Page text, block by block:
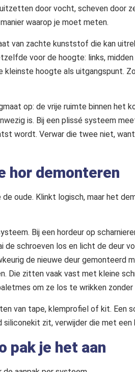
door vocht, scheven door
waarop je moet meten.
van zachte kunststof die kan
voor de hoogte: links,
kleinste hoogte als uitgangspunt.
op: de vrije ruimte binnen het
is. Bij een plissé systeem
wordt. Verwar die twee niet,
hor demonteren
oude. Klinkt logisch, maar het
Bij een hordeur op
de schroeven los en licht de deur
de nieuwe deur gemonteerd
Die zitten vaak vast met kleine
om ze los te wrikken
van tape, klemprofiel of kit. Een
siliconekit zit, verwijder die met
pak je het aan